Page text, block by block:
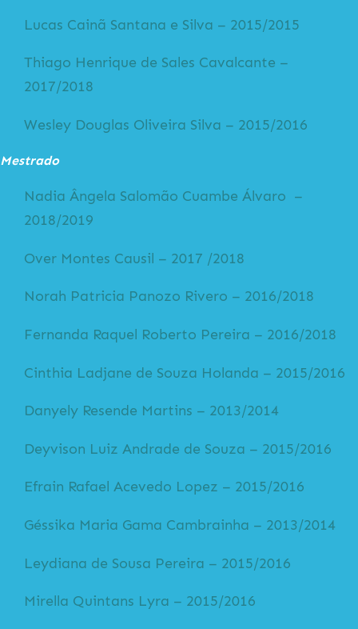
Lucas Cainã Santana e Silva – 2015/2015
Thiago Henrique de Sales Cavalcante –
2017/2018
Wesley Douglas Oliveira Silva – 2015/2016
Mestrado
Nadia Ângela Salomão Cuambe Álvaro –
2018/2019
Over Montes Causil – 2017 /2018
Norah Patricia Panozo Rivero – 2016/2018
Fernanda Raquel Roberto Pereira – 2016/2018
Cinthia Ladjane de Souza Holanda – 2015/2016
Danyely Resende Martins – 2013/2014
Deyvison Luiz Andrade de Souza – 2015/2016
Efrain Rafael Acevedo Lopez – 2015/2016
Géssika Maria Gama Cambrainha – 2013/2014
Leydiana de Sousa Pereira – 2015/2016
Mirella Quintans Lyra – 2015/2016